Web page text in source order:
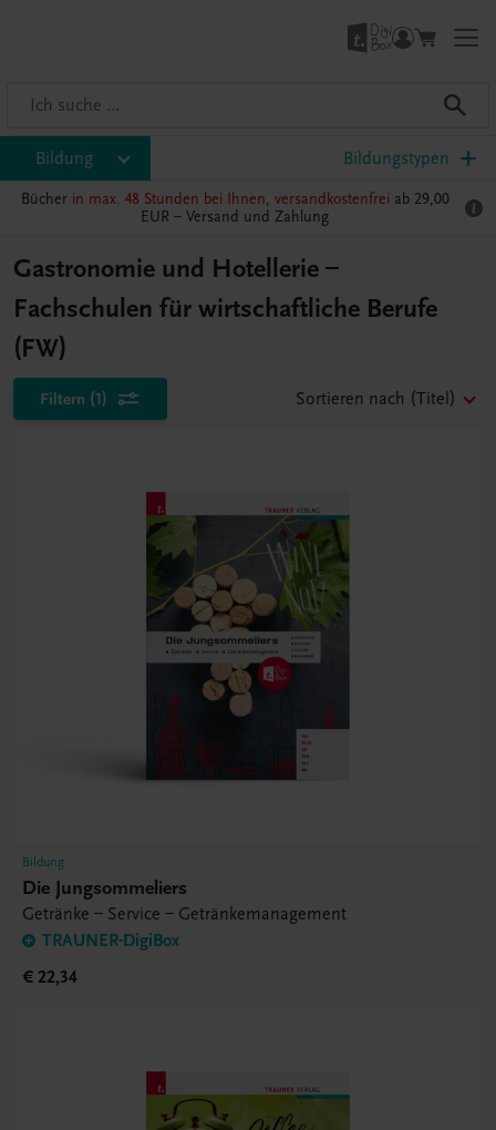
Bildung Bildungstypen
Bücher in max. 48 Stunden bei Ihnen, versandkostenfrei ab 29,00
EUR – Versand und Zahlung
Gastronomie und Hotellerie –
Fachschulen für wirtschaftliche Berufe
(FW)
Filtern (1) Sortieren nach (Titel)
Bildung
Die Jungsommeliers
Getränke – Service – Getränkemanagement
TRAUNER-DigiBox
€ 22,34